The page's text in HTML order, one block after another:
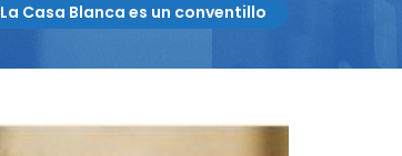
La Casa Blanca es un conventillo